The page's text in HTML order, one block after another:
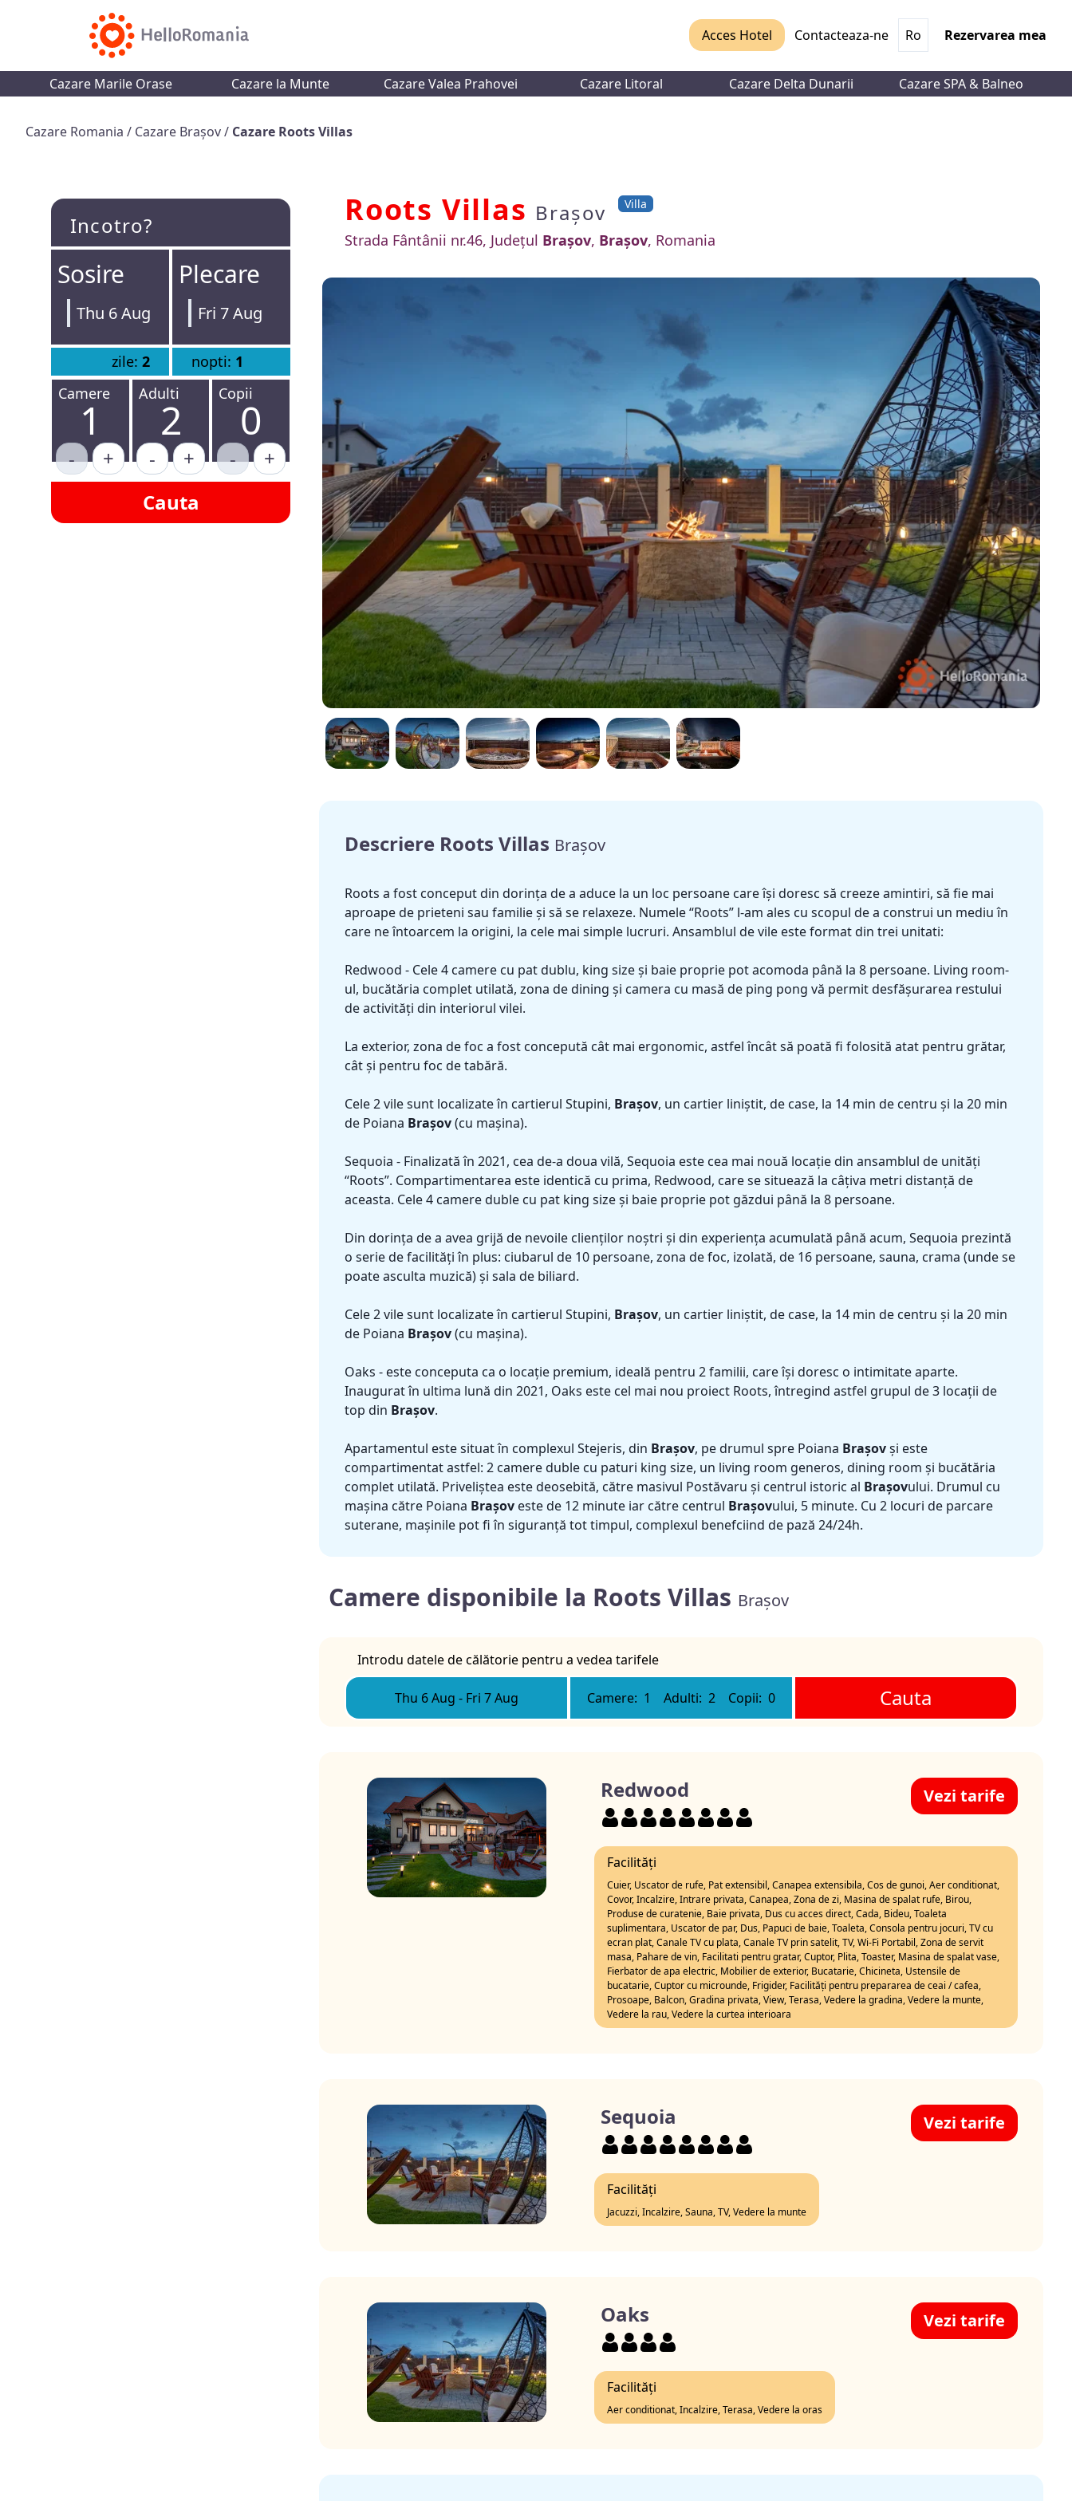
Acces Hotel Contacteaza-ne Ro Rezervarea mea
Cazare Marile Orase Cazare la Munte Cazare Valea Prahovei Cazare Litoral Cazare Delta Dunarii Cazare SPA & Balneo
Cazare Romania / Cazare Brașov/ Cazare Roots Villas
Incotro?
Sosire
Thu 6 Aug
Plecare
Fri 7 Aug
zile: 2 nopti: 1
Camere
1
- +
Adulti
2
- +
Copii
0
-
+
Cauta
Roots Villas Brașov Villa
Strada Fântânii nr.46, Județul Brașov, Brașov, Romania
Descriere Roots Villas Brașov
Roots a fost conceput din dorința de a aduce la un loc persoane care își doresc să creeze amintiri, să fie mai
aproape de prieteni sau familie și să se relaxeze. Numele “Roots” l-am ales cu scopul de a construi un mediu în
care ne întoarcem la origini, la cele mai simple lucruri. Ansamblul de vile este format din trei unitati:
Redwood - Cele 4 camere cu pat dublu, king size și baie proprie pot acomoda până la 8 persoane. Living room-
ul, bucătăria complet utilată, zona de dining și camera cu masă de ping pong vă permit desfășurarea restului
de activități din interiorul vilei.
La exterior, zona de foc a fost concepută cât mai ergonomic, astfel încât să poată fi folosită atat pentru grătar,
cât și pentru foc de tabără.
Cele 2 vile sunt localizate în cartierul Stupini, Brașov, un cartier liniștit, de case, la 14 min de centru și la 20 min
de Poiana Brașov(cu mașina).
Sequoia - Finalizată în 2021, cea de-a doua vilă, Sequoia este cea mai nouă locație din ansamblul de unități
“Roots”. Compartimentarea este identică cu prima, Redwood, care se situează la câțiva metri distanță de
aceasta. Cele 4 camere duble cu pat king size și baie proprie pot găzdui până la 8 persoane.
Din dorința de a avea grijă de nevoile clienților noștri și din experiența acumulată până acum, Sequoia prezintă
o serie de facilități în plus: ciubarul de 10 persoane, zona de foc, izolată, de 16 persoane, sauna, crama (unde se
poate asculta muzică) și sala de biliard.
Cele 2 vile sunt localizate în cartierul Stupini, Brașov, un cartier liniștit, de case, la 14 min de centru și la 20 min
de Poiana Brașov(cu mașina).
Oaks - este conceputa ca o locație premium, ideală pentru 2 familii, care își doresc o intimitate aparte.
Inaugurat în ultima lună din 2021, Oaks este cel mai nou proiect Roots, întregind astfel grupul de 3 locații de
top din Brașov.
Apartamentul este situat în complexul Stejeris, din Brașov, pe drumul spre Poiana Brașovși este
compartimentat astfel: 2 camere duble cu paturi king size, un living room generos, dining room și bucătăria
complet utilată. Priveliștea este deosebită, către masivul Postăvaru și centrul istoric al Brașovului. Drumul cu
mașina către Poiana Brașov este de 12 minute iar către centrul Brașovului, 5 minute. Cu 2 locuri de parcare
suterane, mașinile pot fi în siguranță tot timpul, complexul benefciind de pază 24/24h.
Camere disponibile la Roots Villas Brașov
Introdu datele de călătorie pentru a vedea tarifele
Thu 6 Aug - Fri 7 Aug Camere: 1 Adulti: 2 Copii: 0 Cauta
Redwood Vezi tarife
Facilități
Cuier, Uscator de rufe, Pat extensibil, Canapea extensibila, Cos de gunoi, Aer conditionat,
Covor, Incalzire, Intrare privata, Canapea, Zona de zi, Masina de spalat rufe, Birou,
Produse de curatenie, Baie privata, Dus cu acces direct, Cada, Bideu, Toaleta
suplimentara, Uscator de par, Dus, Papuci de baie, Toaleta, Consola pentru jocuri, TV cu
ecran plat, Canale TV cu plata, Canale TV prin satelit, TV, Wi-Fi Portabil, Zona de servit
masa, Pahare de vin, Facilitati pentru gratar, Cuptor, Plita, Toaster, Masina de spalat vase,
Fierbator de apa electric, Mobilier de exterior, Bucatarie, Chicineta, Ustensile de
bucatarie, Cuptor cu microunde, Frigider, Facilități pentru prepararea de ceai / cafea,
Prosoape, Balcon, Gradina privata, View, Terasa, Vedere la gradina, Vedere la munte,
Vedere la rau, Vedere la curtea interioara
Sequoia Vezi tarife
Facilități
Jacuzzi, Incalzire, Sauna, TV, Vedere la munte
Oaks Vezi tarife
Facilități
Aer conditionat, Incalzire, Terasa, Vedere la oras